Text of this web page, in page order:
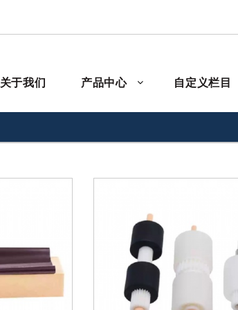
关于我们 产品中心 自定义栏目